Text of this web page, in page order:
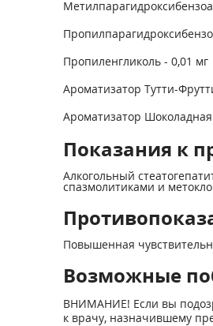
Пропиленгликоль - 0,01 мг
Ароматизатор Тутти-
Ароматизатор
Показания к
Алкогольный
спазмолитиками и
Повышенная
Возможные
ВНИМАНИЕ! Если вы
к врачу, назначившему